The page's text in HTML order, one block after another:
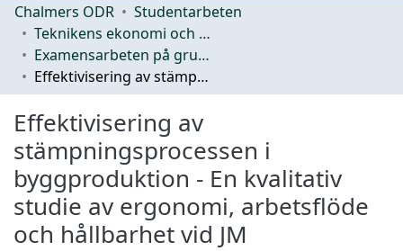
Chalmers ODR
Studentarbeten
Teknikens ekonomi och organisation
Examensarbeten på grundnivå
Effektivisering av stämpningsprocessen i byggproduktion - En kvalitativ studie av ergonomi, arbetsflöde och hållbarhet vid JM
Effektivisering av
stämpningsprocessen i
byggproduktion - En kvalitativ
studie av ergonomi, arbetsflöde
och hållbarhet vid JM